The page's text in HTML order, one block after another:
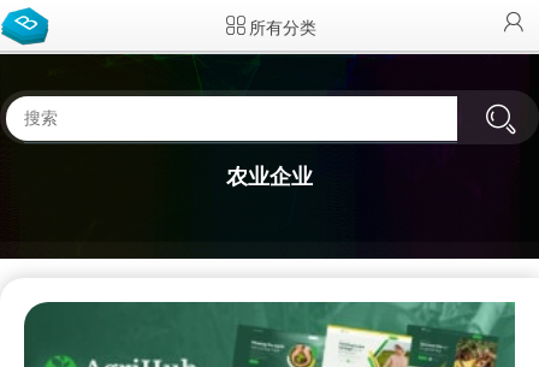
所有分类
农业企业